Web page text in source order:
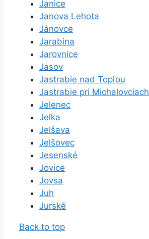
Janice
Janova Lehota
Jánovce
Jarabina
Jarovnice
Jasov
Jastrabie nad Topľou
Jastrabie pri Michalovciach
Jelenec
Jelka
Jelšava
Jelšovec
Jesenské
Jovice
Jovsa
Juh
Jurské
Back to top